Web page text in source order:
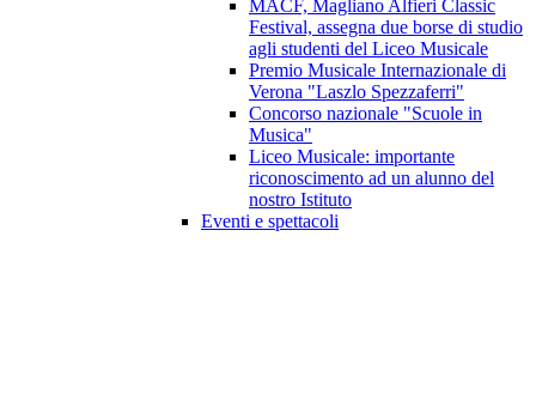
MACF, Magliano Alfieri Classic
Festival, assegna due borse di studio
agli studenti del Liceo Musicale
Premio Musicale Internazionale di
Verona "Laszlo Spezzaferri"
Concorso nazionale "Scuole in
Musica"
Liceo Musicale: importante
riconoscimento ad un alunno del
nostro Istituto
Eventi e spettacoli